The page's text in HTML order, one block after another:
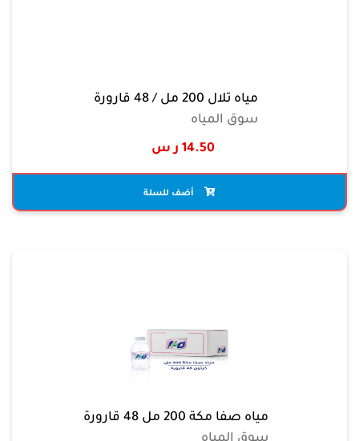
مياه تلال 200 مل / 48 قارورة
سوق المياه
14.50 ر س
أضف للسلة
مياه صفا مكة 200 مل 48 قارورة